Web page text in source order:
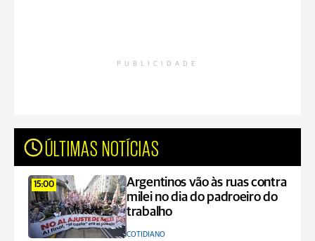
PUBLICIDADE
ÚLTIMAS NOTÍCIAS
15:00
Argentinos vão às ruas contra
milei no dia do padroeiro do
trabalho
COTIDIANO